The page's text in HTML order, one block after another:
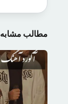
مطالب مشابه